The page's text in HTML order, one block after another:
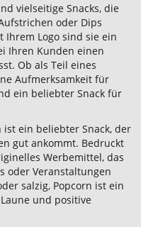
vielseitige Snacks, die
oder Dips
Ihrem Logo sind sie ein
Ihren Kunden einen
Ob als Teil eines
Aufmerksamkeit für
ein beliebter Snack für
ist ein beliebter Snack, der
gut ankommt. Bedruckt
Werbemittel, das
oder Veranstaltungen
salzig, Popcorn ist ein
und positive